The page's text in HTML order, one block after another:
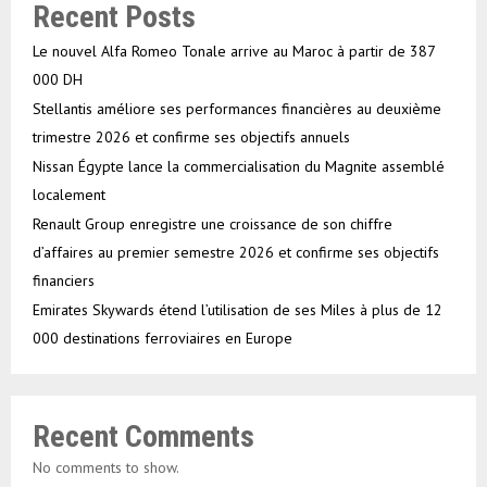
Recent Posts
Le nouvel Alfa Romeo Tonale arrive au Maroc à partir de 387
000 DH
Stellantis améliore ses performances financières au deuxième
trimestre 2026 et confirme ses objectifs annuels
Nissan Égypte lance la commercialisation du Magnite assemblé
localement
Renault Group enregistre une croissance de son chiffre
d’affaires au premier semestre 2026 et confirme ses objectifs
financiers
Emirates Skywards étend l’utilisation de ses Miles à plus de 12
000 destinations ferroviaires en Europe
Recent Comments
No comments to show.